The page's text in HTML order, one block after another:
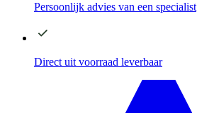
Persoonlijk advies van een specialist
Direct uit voorraad leverbaar